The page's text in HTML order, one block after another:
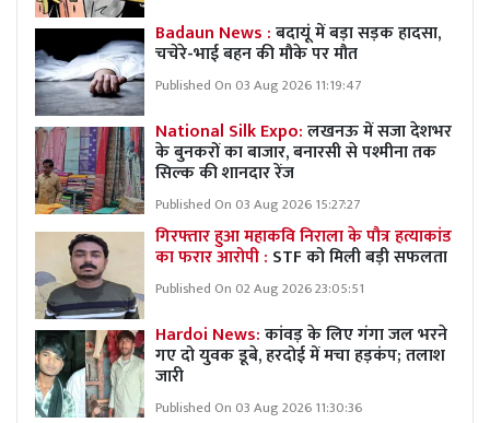
Badaun News :बदायूं में बड़ा सड़क हादसा,
चचेरे-भाई बहन की मौके पर मौत
Published On 03 Aug 2026 11:19:47
National Silk Expo:लखनऊ में सजा देशभर
के बुनकरों का बाजार, बनारसी से पश्मीना तक
सिल्क की शानदार रेंज
Published On 03 Aug 2026 15:27:27
गिरफ्तार हुआ महाकवि निराला के पौत्र हत्याकांड
का फरार आरोपी : STF को मिली बड़ी सफलता
Published On 02 Aug 2026 23:05:51
Hardoi News:कांवड़ के लिए गंगा जल भरने
गए दो युवक डूबे, हरदोई में मचा हड़कंप; तलाश
जारी
Published On 03 Aug 2026 11:30:36